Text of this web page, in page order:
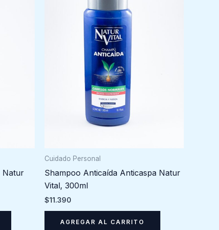
Natur
Cuidado Personal
Shampoo Anticaída Anticaspa Natur
Vital, 300ml
$11.390
AGREGAR AL CARRITO